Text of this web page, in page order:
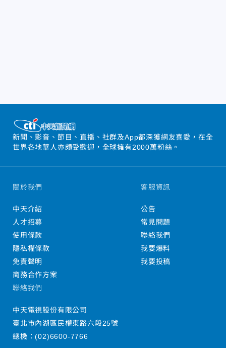
新聞、影音、節目、直播、社群及App都深獲網友喜愛，在全
世界各地華人亦頗受歡迎，全球擁有2000萬粉絲。
關於我們
中天介紹
人才招募
使用條款
隱私權條款
免責聲明
商務合作方案
客服資訊
公告
常見問題
聯絡我們
我要爆料
我要投稿
聯絡我們
中天電視股份有限公司
臺北市內湖區民權東路六段25號
總機：(02)6600-7766